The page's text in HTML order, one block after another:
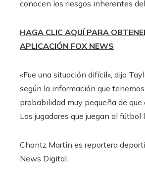
conocen los riesgos inherentes
HAGA CLIC AQUÍ PARA
APLICACIÓN FOX NEWS
«Fue una situación difícil», dijo
según la información que
probabilidad muy pequeña de que
Los jugadores que juegan al fútbol
Chantz Martin es reportera
News Digital.